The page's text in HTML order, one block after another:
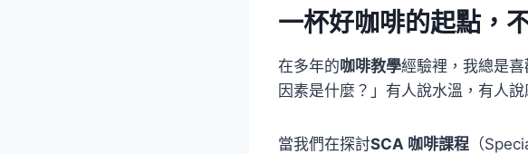
一杯好咖啡的起點，
在多年的咖啡教學經驗裡，我總是
因素是什麼？」有人說水溫，有人
當我們在探討SCA 咖啡課程 （